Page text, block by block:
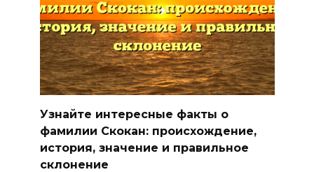
Узнайте интересные факты о
фамилии Скокан: происхождение,
история, значение и правильное
склонение